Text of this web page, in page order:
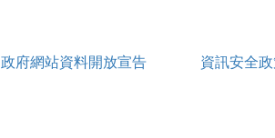
政府網站資料開放宣告 資訊安全